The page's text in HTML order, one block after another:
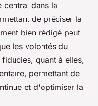
central dans la
de préciser la
bien rédigé peut
les volontés du
quant à elles,
permettant de
et d'optimiser la